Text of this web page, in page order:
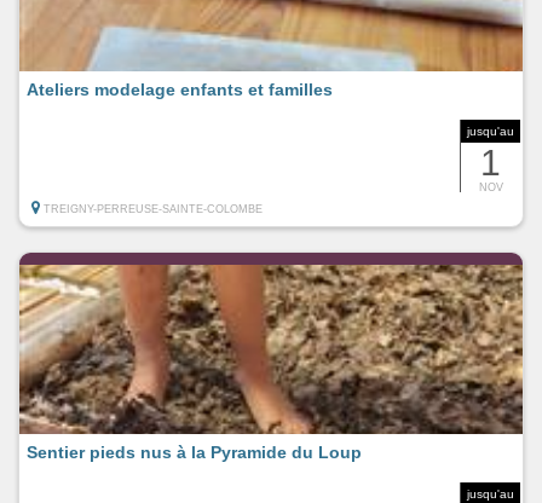
jusqu'au
1
NOV
Ateliers modelage enfants et familles
TREIGNY-PERREUSE-SAINTE-COLOMBE
jusqu'au
Sentier pieds nus à la Pyramide du Loup